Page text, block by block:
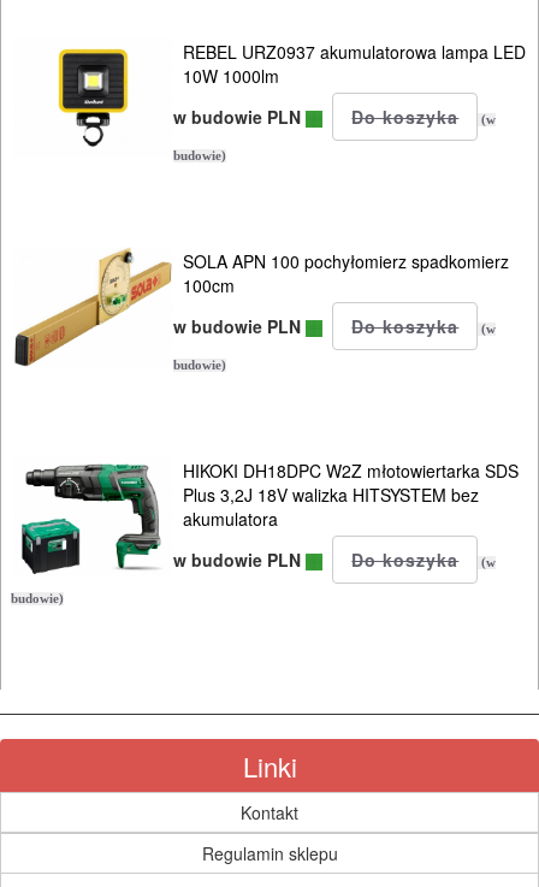
AKCESORIA
DO
ELEKTRONARZĘDZI
TRANSPORTOWANIE
POMIAROWE
NARZĘDZIA
ELEKTRY..
GLAZURNICZE
AKCESORIA
MASZYNKI
MASZYNY
OBRÓBKA
REBEL URZ0937 akumulatorowa lampa LED
10W 1000lm
w budowie PLN
(w
budowie)
SOLA APN 100 pochyłomierz spadkomierz
100cm
w budowie PLN
(w
budowie)
HIKOKI DH18DPC W2Z młotowiertarka SDS
Plus 3,2J 18V walizka HITSYSTEM bez
akumulatora
w budowie PLN
(w
budowie)
Linki
Kontakt
Regulamin sklepu